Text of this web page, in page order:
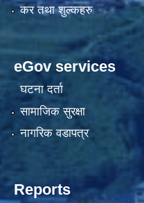
कर तथा शुल्कहरु
eGov services
घटना दर्ता
सामाजिक सुरक्षा
नागरिक वडापत्र
Reports